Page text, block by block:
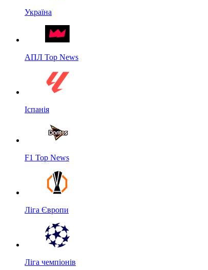
Україна
АПЛ Top News
Іспанія
F1 Top News
Ліга Європи
Ліга чемпіонів